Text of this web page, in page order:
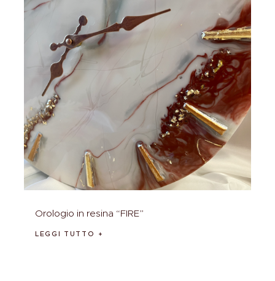
Orologio in resina “FIRE”
LEGGI TUTTO